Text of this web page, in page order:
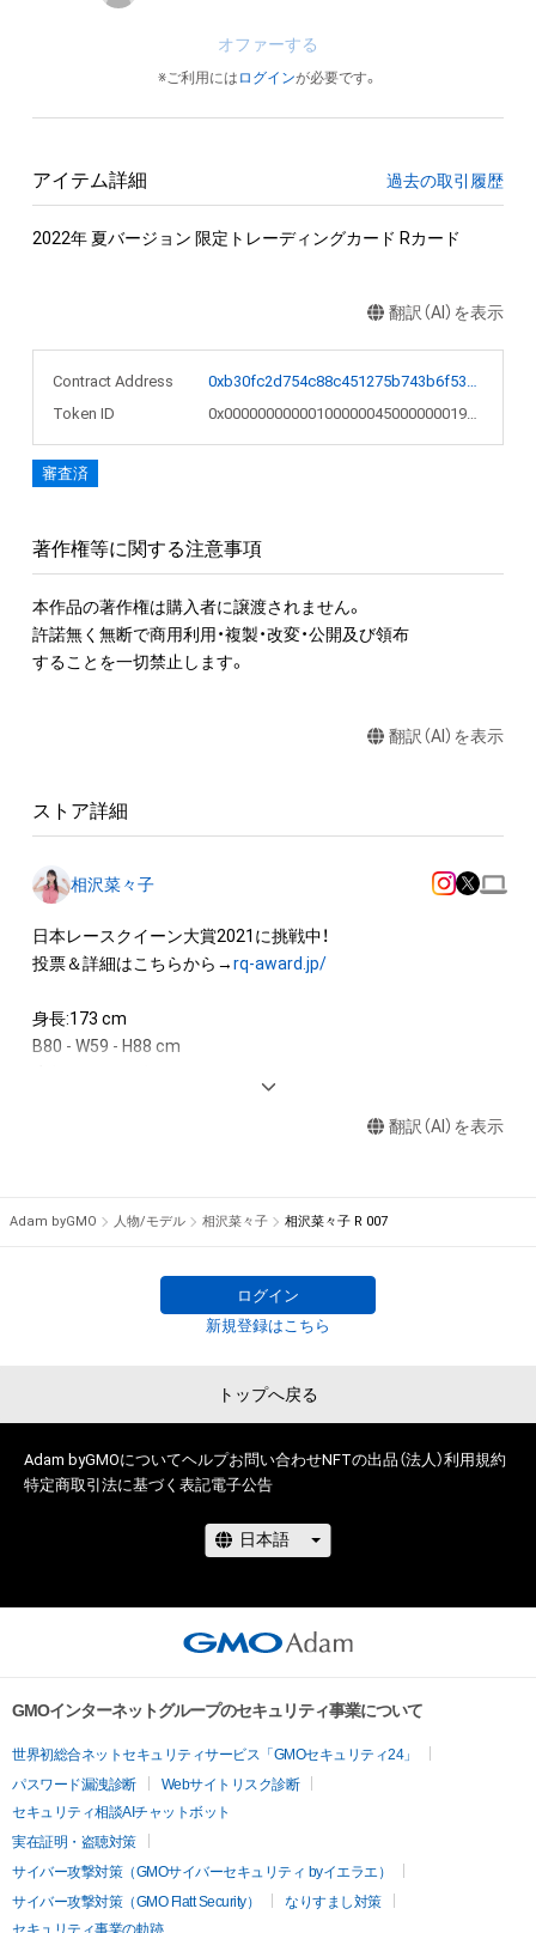
オファーする
※ご利用には ログインが必要です。
アイテム詳細 過去の取引履歴
2022年 夏バージョン 限定トレーディングカード Rカード
翻訳（AI）を表示
Contract Address
0xb30fc2d754c88c451275b743b6f530f19f643683
Token ID
0x000000000001000000450000000199c2
審査済
著作権等に関する注意事項
本作品の著作権は購入者に譲渡されません。
許諾無く無断で商用利用・複製・改変・公開及び領布
することを一切禁止します。
翻訳（AI）を表示
ストア詳細
相沢菜々子
日本レースクイーン大賞2021に挑戦中！
投票＆詳細はこちらから→rq-award.jp/
身長:173 cm
B80 - W59 - H88 cm
賞　W受賞
<グラビア>
小学館「ビッグコミックスピリッツ」グラビア掲載
翻訳（AI）を表示
Adam byGMO 人物/モデル 相沢菜々子 相沢菜々子 R 007
ログイン
新規登録はこちら
トップへ戻る
Adam byGMOについてヘルプお問い合わせNFTの出品（法人）利用規約
特定商取引法に基づく表記電子公告
GMOインターネットグループのセキュリティ事業について
世界初総合ネットセキュリティサービス「GMOセキュリティ24」
パスワード漏洩診断
Webサイトリスク診断
セキュリティ相談AIチャットボット
実在証明・盗聴対策
サイバー攻撃対策（GMOサイバーセキュリティ byイエラエ）
サイバー攻撃対策（GMO Flatt Security）
なりすまし対策